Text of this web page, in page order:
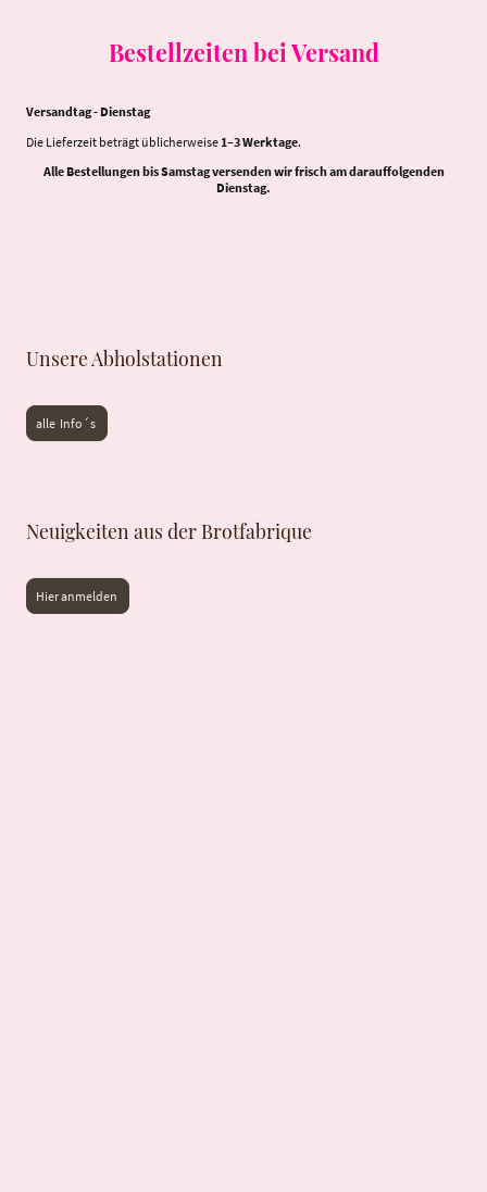
Bestellzeiten bei Versand
Versandtag - Dienstag
Die Lieferzeit beträgt üblicherweise 1–3 Werktage.
Alle Bestellungen bis Samstag versenden wir frisch am darauffolgenden
Dienstag.
Unsere Abholstationen
alle Info´s
Neuigkeiten aus der Brotfabrique
Hier anmelden